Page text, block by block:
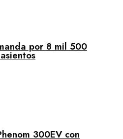
por 8 mil 500
300EV con